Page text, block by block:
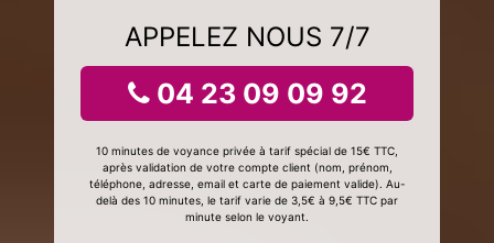
APPELEZ NOUS 7/7
04 23 09 09 92
10 minutes de voyance privée à tarif spécial de 15€ TTC,
après validation de votre compte client (nom, prénom,
téléphone, adresse, email et carte de paiement valide). Au-
delà des 10 minutes, le tarif varie de 3,5€ à 9,5€ TTC par
minute selon le voyant.